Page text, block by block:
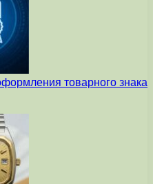
товарного знака